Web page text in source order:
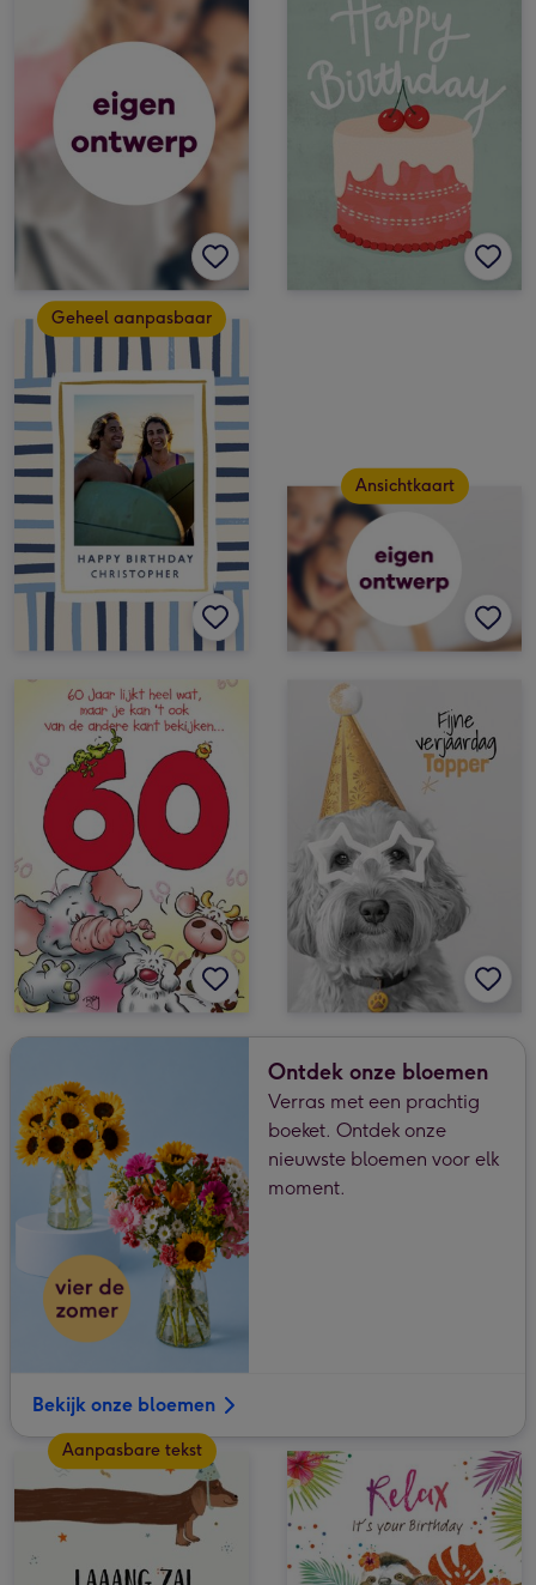
Geheel aanpasbaar
Ansichtkaart
Ontdek onze bloemen
Verras met een prachtig
boeket. Ontdek onze
nieuwste bloemen voor elk
moment.
Bekijk onze bloemen
Aanpasbare tekst